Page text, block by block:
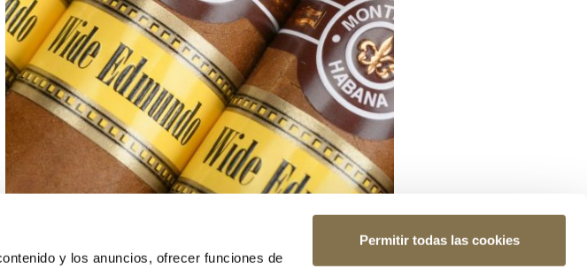
y los anuncios, ofrecer funciones de
Permitir todas las cookies